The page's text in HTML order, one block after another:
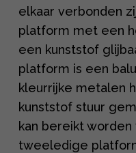
elkaar verbonden
platform met een
een kunststof
platform is een
kleurrijke metalen
kunststof stuur
kan bereikt
tweeledige